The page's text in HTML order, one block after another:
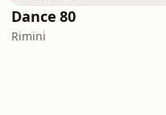
Dance 80
Rimini